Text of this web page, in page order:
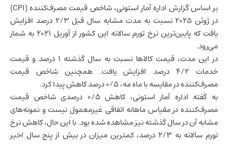
بر اساس گزارش اداره آمار استونی، شاخص قیمت مصرف‌کننده (CPI)
در ژوئن ۲۰۲۵ نسبت به مدت مشابه سال قبل ۲/۳ درصد افزایش
یافت که پایین‌ترین نرخ تورم سالانه این کشور از آوریل ۲۰۲۱ به شمار
می‌رود.
در این مدت، قیمت کالاها نسبت به سال گذشته ۱ درصد و قیمت
خدمات ۴/۲ درصد افزایش یافت. همچنین شاخص قیمت
مصرف‌کننده در مقایسه با ماه مه، ۰/۵ درصد کاهش پیدا کرد.
به گفته اداره آمار استونی، کاهش ۰/۵ درصدی شاخص قیمت
مصرف‌کننده در مقیاس ماهانه اتفاقی غیرمعمول نیست و نمونه‌های
مشابه آن در سال گذشته نیز مشاهده شده بود. با این حال، کاهش نرخ
تورم سالانه به ۲/۳ درصد، کمترین میزان در بیش از پنج سال اخیر